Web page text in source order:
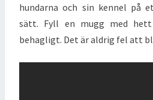
hundarna och sin kennel på
sätt. Fyll en mugg med
behagligt. Det är aldrig fel att